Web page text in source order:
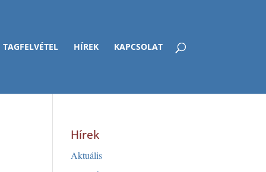
TAGFELVÉTEL HÍREK KAPCSOLAT
Hírek
Aktuális